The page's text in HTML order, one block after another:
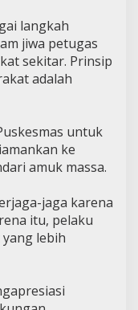
langkah
jiwa petugas
sekitar. Prinsip
adalah
untuk
ke
amuk massa.
jaga karena
itu, pelaku
lebih